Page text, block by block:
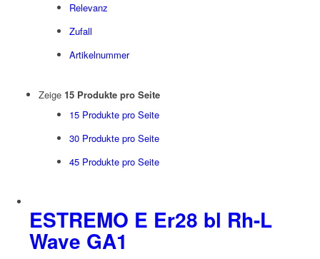
Relevanz
Zufall
Artikelnummer
Zeige 15 Produkte pro Seite
15 Produkte pro Seite
30 Produkte pro Seite
45 Produkte pro Seite
ESTREMO E Er28 bl Rh-L
Wave GA1